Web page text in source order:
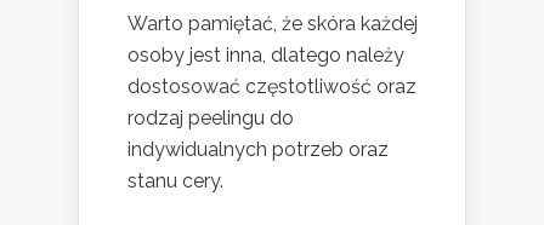
Warto pamiętać, że skóra każdej
osoby jest inna, dlatego należy
dostosować częstotliwość oraz
rodzaj peelingu do
indywidualnych potrzeb oraz
stanu cery.